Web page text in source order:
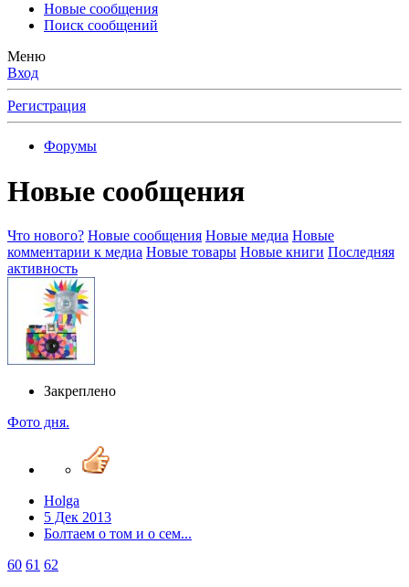
Новые сообщения
Поиск сообщений
Меню
Вход
Регистрация
Форумы
Новые сообщения
Что нового? Новые сообщения Новые медиа Новые
комментарии к медиа Новые товары Новые книги Последняя
активность
Закреплено
Фото дня.
Holga
5 Дек 2013
Болтаем о том и о сем...
60 61 62